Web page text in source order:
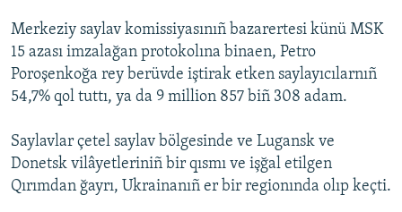
Merkeziy saylav komissiyasınıñ bazarertesi künü MSK
15 azası imzalağan protokolına binaen, Petro
Poroşenkoğa rey berüvde iştirak etken saylayıcılarnıñ
54,7% qol tuttı, ya da 9 million 857 biñ 308 adam.
Saylavlar çetel saylav bölgesinde ve Lugansk ve
Donetsk vilâyetleriniñ bir qısmı ve işğal etilgen
Qırımdan ğayrı, Ukrainanıñ er bir regionında olıp keçti.